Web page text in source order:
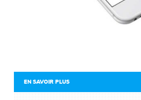
EN SAVOIR PLUS